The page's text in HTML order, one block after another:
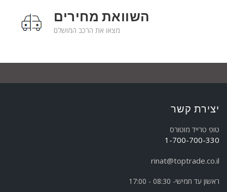
השוואת מחירים
מצאו את הרכב המושלם
יצירת קשר
טופ טרייד מוטורס
1-700-700-330
rinat@toptrade.co.il
ראשון עד חמישי- 08:30 - 17:00